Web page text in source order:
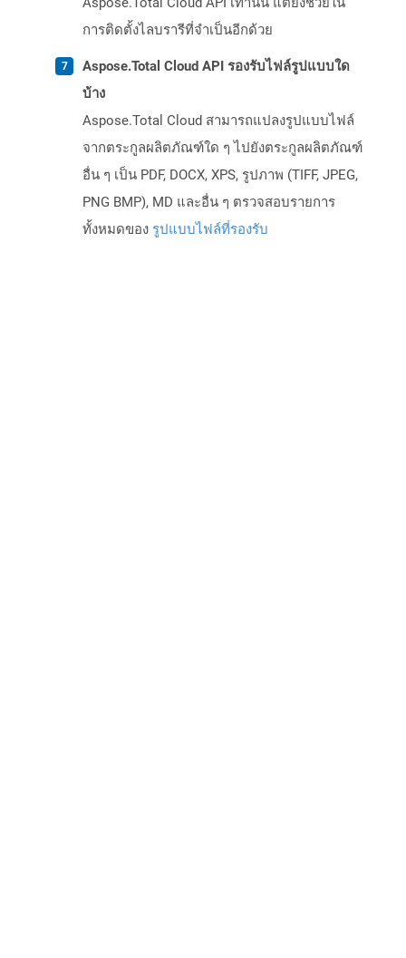
การติดตั้งไลบรารีที่จำเป็นอีกด้วย
Aspose.Total Cloud API รองรับไฟล์รูปแบบใด
บ้าง
Aspose.Total Cloud สามารถแปลงรูปแบบไฟล์
จากตระกูลผลิตภัณฑ์ใด ๆ ไปยังตระกูลผลิตภัณฑ์
อื่น ๆ เป็น PDF, DOCX, XPS, รูปภาพ (TIFF, JPEG,
PNG BMP), MD และอื่น ๆ ตรวจสอบรายการ
ทั้งหมดของ รูปแบบไฟล์ที่รองรับ